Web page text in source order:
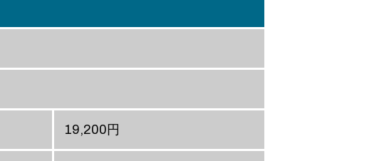
19,200円